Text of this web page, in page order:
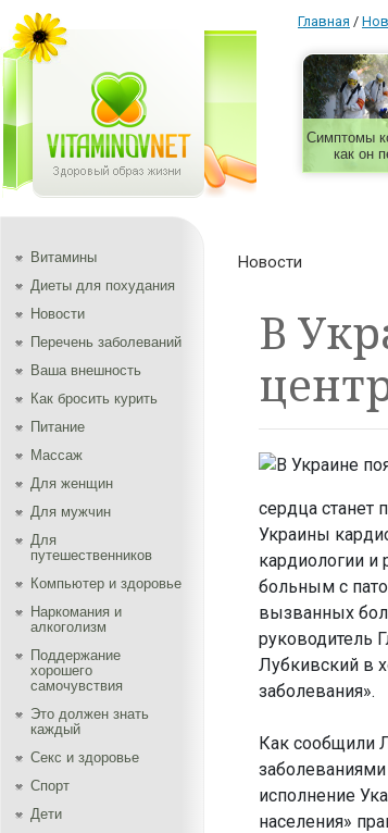
Главная /
Симптомы
как он
Витамины
Диеты для похудания
Новости
Перечень заболеваний
Ваша внешность
Как бросить курить
Питание
Массаж
Для женщин
Для мужчин
Для
путешественников
Компьютер и здоровье
Наркомания и
алкоголизм
Поддержание
хорошего
самочувствия
Это должен знать
каждый
Секс и здоровье
Спорт
Дети
Новости
В
сердца станет
Украины
кардиологии
больным с
вызванных
руководитель
Лубкивский в
заболевания».
Как сообщили
исполнение
населения»